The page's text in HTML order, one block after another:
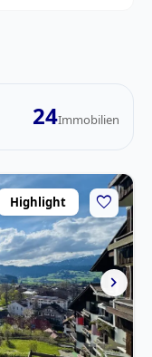
24Immobilien
chevron_right
favorite
Highlight